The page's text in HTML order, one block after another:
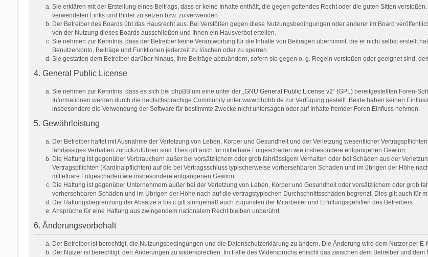
Sie erklären mit der Erstellung eines Beitrags, dass er keine Inhalte enthält, die gegen geltendes Recht oder die guten Sitten
verwendeten Links und Bilder zu setzen bzw. zu verwenden.
Der Betreiber des Boards übt das Hausrecht aus. Bei Verstößen gegen diese Nutzungsbedingungen oder anderer im Board
von der Nutzung dieses Boards ausschließen und Ihnen ein Hausverbot erteilen.
Sie nehmen zur Kenntnis, dass der Betreiber keine Verantwortung für die Inhalte von Beiträgen übernimmt, die er nicht selbst erstellt
Benutzerkonto, Beiträge und Funktionen jederzeit zu löschen oder zu sperren.
Sie gestatten dem Betreiber darüber hinaus, Ihre Beiträge abzuändern, sofern sie gegen o. g. Regeln verstoßen oder geeignet sind,
4. General Public License
Sie nehmen zur Kenntnis, dass es sich bei phpBB um eine unter der „GNU General Public License v2“ (GPL) bereitgestellten Foren-
Informationen werden durch die deutschsprachige Community unter www.phpbb.de zur Verfügung gestellt. Beide haben keinen
insbesondere die Verwendung der Software für bestimmte Zwecke nicht untersagen oder auf Inhalte fremder Foren Einfluss nehmen.
5. Gewährleistung
Der Betreiber haftet mit Ausnahme der Verletzung von Leben, Körper und Gesundheit und der Verletzung wesentlicher
fahrlässiges Verhalten zurückzuführen sind. Dies gilt auch für mittelbare Folgeschäden wie insbesondere entgangenen Gewinn.
Die Haftung ist gegenüber Verbrauchern außer bei vorsätzlichem oder grob fahrlässigem Verhalten oder bei Schäden aus der
Vertragspflichten (Kardinalpflichten) auf die bei Vertragsschluss typischerweise vorhersehbaren Schäden und im übrigen der Höhe
mittelbare Folgeschäden wie insbesondere entgangenen Gewinn.
Die Haftung ist gegenüber Unternehmern außer bei der Verletzung von Leben, Körper und Gesundheit oder vorsätzlichem oder grob
vorhersehbaren Schäden und im Übrigen der Höhe nach auf die vertragstypischen Durchschnittsschäden begrenzt. Dies gilt auch für
Die Haftungsbegrenzung der Absätze a bis c gilt sinngemäß auch zugunsten der Mitarbeiter und Erfüllungsgehilfen des Betreibers.
Ansprüche für eine Haftung aus zwingendem nationalem Recht bleiben unberührt.
6. Änderungsvorbehalt
Der Betreiber ist berechtigt, die Nutzungsbedingungen und die Datenschutzerklärung zu ändern. Die Änderung wird dem Nutzer per E-
Der Nutzer ist berechtigt, den Änderungen zu widersprechen. Im Falle des Widerspruchs erlischt das zwischen dem Betreiber und